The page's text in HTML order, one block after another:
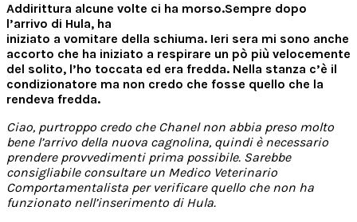
Addirittura alcune volte ci ha morso.Sempre dopo
l’arrivo di Hula, ha
iniziato a vomitare della schiuma. Ieri sera mi sono anche
accorto che ha iniziato a respirare un pò più velocemente
del solito, l’ho toccata ed era fredda. Nella stanza c’è il
condizionatore ma non credo che fosse quello che la
rendeva fredda.
Ciao, purtroppo credo che Chanel non abbia preso molto
bene l’arrivo della nuova cagnolina, quindi è necessario
prendere provvedimenti prima possibile. Sarebbe
consigliabile consultare un Medico Veterinario
Comportamentalista per verificare quello che non ha
funzionato nell’inserimento di Hula.